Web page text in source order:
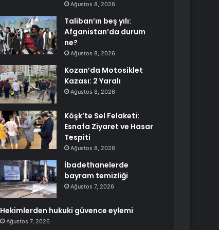
Ağustos 8, 2026
Taliban’ın beş yılı:
Afganistan’da durum
ne?
Ağustos 8, 2026
Kozan’da Motosiklet
Kazası: 2 Yaralı
Ağustos 8, 2026
Köşk’te Sel Felaketi:
Esnafa Ziyaret ve Hasar
Tespiti
Ağustos 8, 2026
İbadethanelerde
bayram temizliği
Ağustos 7, 2026
Hekimlerden hukuki güvence eylemi
Ağustos 7, 2026